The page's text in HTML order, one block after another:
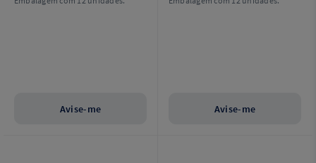
Avise-me Avise-me